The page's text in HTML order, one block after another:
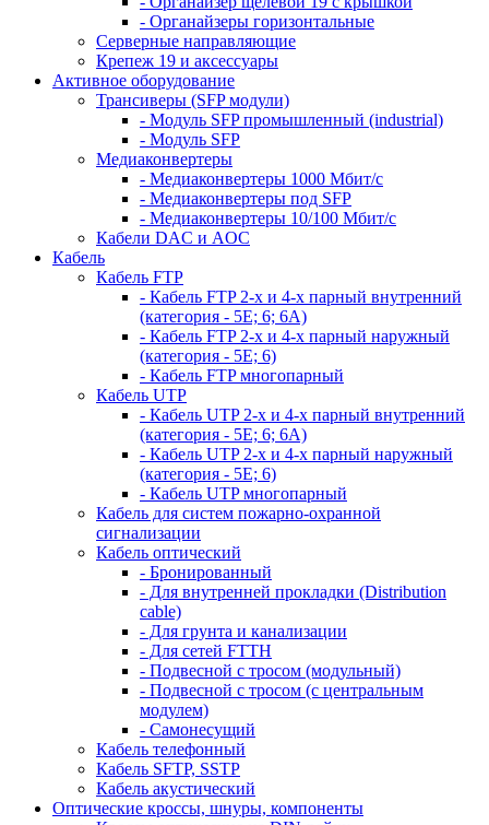
- Органайзеры горизонтальные
Серверные направляющие
Крепеж 19 и аксессуары
Активное оборудование
Трансиверы (SFP модули)
- Модуль SFP промышленный (industrial)
- Модуль SFP
Медиаконвертеры
- Медиаконвертеры 1000 Мбит/с
- Медиаконвертеры под SFP
- Медиаконвертеры 10/100 Мбит/с
Кабели DAC и AOC
Кабель
Кабель FTP
- Кабель FTP 2-х и 4-х парный внутренний
(категория - 5Е; 6; 6А)
- Кабель FTP 2-х и 4-х парный наружный
(категория - 5Е; 6)
- Кабель FTP многопарный
Кабель UTP
- Кабель UTP 2-х и 4-х парный внутренний
(категория - 5Е; 6; 6А)
- Кабель UTP 2-х и 4-х парный наружный
(категория - 5Е; 6)
- Кабель UTP многопарный
Кабель для систем пожарно-охранной
сигнализации
Кабель оптический
- Бронированный
- Для внутренней прокладки (Distribution
cable)
- Для грунта и канализации
- Для сетей FTTH
- Подвесной с тросом (модульный)
- Подвесной с тросом (с центральным
модулем)
- Самонесущий
Кабель телефонный
Кабель SFTP, SSTP
Кабель акустический
Оптические кроссы, шнуры, компоненты